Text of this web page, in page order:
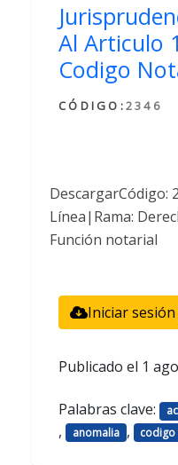
Al Articulo
Codigo
CÓDIGO:2346
DescargarCódigo:
Línea|Rama:
Función notarial
Iniciar
Publicado el 1
Palabras clave:
, anomalia ,